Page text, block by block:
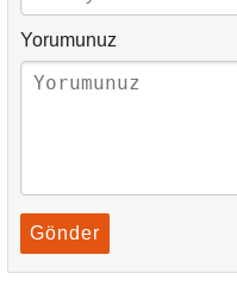
Yorumunuz
Gönder